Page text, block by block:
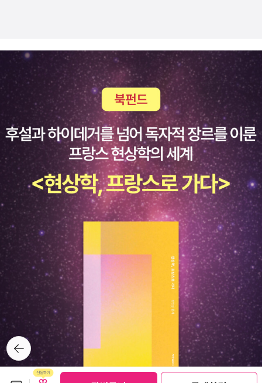
그렇다. 어떤 출판사에서는 50년이 지났다는 이유로 마구 해적판을
찍어낸다. 좋은 책을 내는 것은 괜찮은데 정정당당하게 허락 받고 책
을 내면 더 좋겠다. 해적판 스캔들, 결국 저작권자의 권리를 보호하자
는 게 결론인가?『나는 쓰는 대로 이루어진다』는 흔하디 흔한 글쓰는
법에 대한 자기계발서이다. 글 쓰는 법, 번역하는 법, 독서하는 법 등
등, 우리 주변에는 한 가지 분야에 대한 자기계발서가 널려 있다. 이
책도 그 중 하나일지 모른다. 그렇지만 한 가지 다른 점은 노골적으로
글 쓰는 법을 드러내지 않는다는 것이다. 여기서는 거기에 앞서 글 쓴
다는 것의 의미를 제공한다. 왜 글을 쓰는가, 어떻게 글을 쓸 것인가
를, '삶'을 언급하며 말해준다. 차라리 글 쓰는 법을 가르쳐주는 책이
라기보다는 진정한 '글 씀'에 대해 말해주는 책 같다. 결국 결론은 이
건가? '글쓰기는 삶을 바꾼다.' 글쓰기에 대해 두려움을 가진 자들을
위한 책이라고 한다. 나도 한 번 읽어보고 싶다.『만들어진 승리자들』
을 보니 그 유명한 말이 기억 난다. '역사는 승자의 기록이다.' 되돌아
보면, 어떤 역사가도 전쟁에서 패배한 국가, 멸망한 나라를 좋게 묘사
하지 않는다. 멸망한 나라는 그 나라의 타락한 점도 하나의 이유겠지
만 간혹 역사에선 너무나 강한 승자가 철저하게 짓밟는 경우가 있다.
하지만 그 경우에도 멸망한 나라는 묵살당한다. 어쨌든. 저자는 이전
에 역사에서 패자로 기록된 자들의 진실된 면모를 보여줌으로써 그들
에 대해 입체적인 평가를 내리게 했다. 이번에는 '만들어진 승리자들',
즉 역사에 의해 거짓되거나 과장된 영웅들의 모습을 파헤쳐서 입체적
정의는 여전히 고통스럽게 추구되고 있는 목표다. 경제적 정의를 실
현하려면 세계적 차원의 경제 혁명이 요구된다. 과연 피를 흘리지 않
고도 그 이상이 달성될 수 있을지, 혹은 세계가 그것 없이도 끈기 있게
존속할 것인지, 나도 알지 못한다. 2251949년 '런던 왕립 의학회'에
서 맡았던 로이드 로버츠 Lloyd Roberts강좌를 묶어 [과학이 사회
에 미치는 영향 The Impact of Science on Society]이란 책으로
선보였다. 1950년 말, 노벨상 - [결혼과 도덕]덕분에 문학상 부문에
선정되었다는 것이 나로서는 다소 놀라웠다 [윤리학과 정치학에서 본
인간 사회 Human Society in Ethics and Politics][교육-특히 유
년기 초기의 교육에 관하여 On Education, especially in early ch
ildhood]라는 책을 1926년 출간했는데 지금 생각해보면, 그 책의 심
리학이 지나치게 낙관적이고, 내가 너무 어린아이들에게 가혹한 교육
방법을 제시했다는 생각도 들지만, 그 가치들에 대해선 수정한 필요
를 전혀 못 느낀다. 14윤리 와 정치가치의 이유들로 해서 나는, 윤리
적 '지식'따위는 존재하지 않는다고 하는 산타야나의 주장에 동의하게
되었다. 그럼에도 윤리적 개념들이 역사에서 차지하는 중요성이 너무
나 컸기 때문에 윤리학을 빼놓고 인간사를 바라보는 것은 부적합하고
편파적이라고 볼 수밖에 없었다. 나는 윤리학은 정념에서 나오며, 정
념에서 당위적 행위에까지 이를 수 있는 타당한 방법은 존재하지 않
는다고 하는 원칙을 내 생각의 지침으로 삼았다. 그리고 '이성은 정념
뒤로가
기